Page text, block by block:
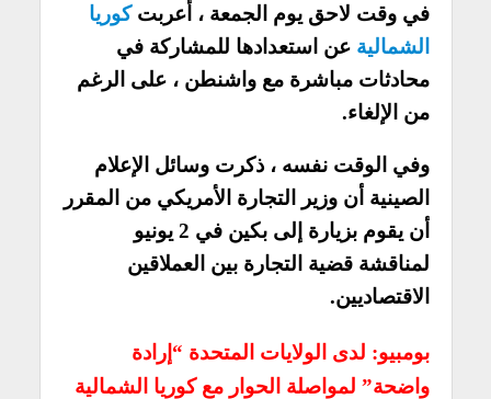
في وقت لاحق يوم الجمعة ، أعربتكوريا
الشمالية عن استعدادها للمشاركة في
محادثات مباشرة مع واشنطن ، على الرغم
من الإلغاء.
وفي الوقت نفسه ، ذكرت وسائل الإعلام
الصينية أن وزير التجارة الأمريكي من المقرر
أن يقوم بزيارة إلى بكين في 2 يونيو
لمناقشة قضية التجارة بين العملاقين
الاقتصاديين.
بومبيو: لدى الولايات المتحدة “إرادة
واضحة” لمواصلة الحوار مع كوريا الشمالية